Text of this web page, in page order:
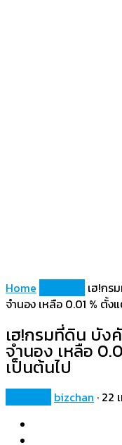
Home
เฮ!กร
จำนอง เหลือ 0.01 % ตั้ง
เฮ!กรมที่ดิน บัง
จำนอง เหลือ
เป็นต้นไป
bizchan · 22